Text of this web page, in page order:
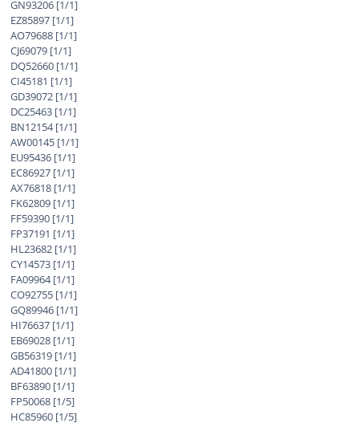
GN93206 [1/1]
EZ85897 [1/1]
AO79688 [1/1]
CJ69079 [1/1]
DQ52660 [1/1]
CI45181 [1/1]
GD39072 [1/1]
DC25463 [1/1]
BN12154 [1/1]
AW00145 [1/1]
EU95436 [1/1]
EC86927 [1/1]
AX76818 [1/1]
FK62809 [1/1]
FF59390 [1/1]
FP37191 [1/1]
HL23682 [1/1]
CY14573 [1/1]
FA09964 [1/1]
CO92755 [1/1]
GQ89946 [1/1]
HI76637 [1/1]
EB69028 [1/1]
GB56319 [1/1]
AD41800 [1/1]
BF63890 [1/1]
FP50068 [1/5]
HC85960 [1/5]